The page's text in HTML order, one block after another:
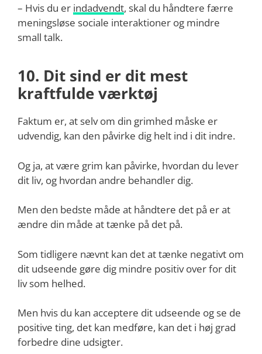
– Hvis du er indadvendt, skal du håndtere færre
meningsløse sociale interaktioner og mindre
small talk.
10. Dit sind er dit mest
kraftfulde værktøj
Faktum er, at selv om din grimhed måske er
udvendig, kan den påvirke dig helt ind i dit indre.
Og ja, at være grim kan påvirke, hvordan du lever
dit liv, og hvordan andre behandler dig.
Men den bedste måde at håndtere det på er at
ændre din måde at tænke på det på.
Som tidligere nævnt kan det at tænke negativt om
dit udseende gøre dig mindre positiv over for dit
liv som helhed.
Men hvis du kan acceptere dit udseende og se de
positive ting, det kan medføre, kan det i høj grad
forbedre dine udsigter.